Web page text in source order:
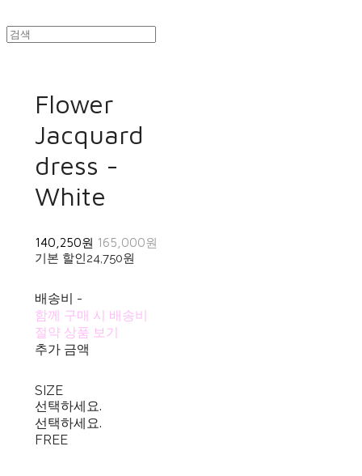
Flower
Jacquard
dress -
White
140,250원 165,000원
기본 할인24,750원
배송비 -
함께 구매 시 배송비
절약 상품 보기
추가 금액
SIZE
선택하세요.
선택하세요.
FREE